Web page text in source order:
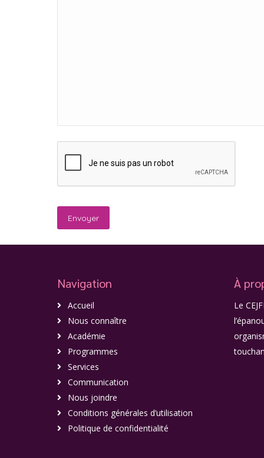
Navigation
Accueil
Nous connaître
Académie
Programmes
Services
Communication
Nous joindre
Conditions générales d’utilisation
Politique de confidentialité
À
Le